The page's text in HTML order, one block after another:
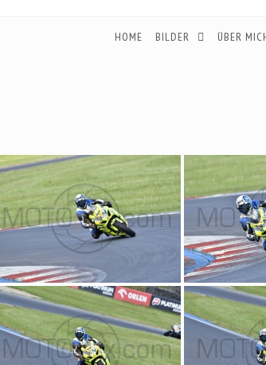
HOME BILDER ÜBER